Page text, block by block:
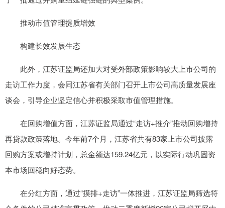
推动市值管理提质增效
构建长效发展生态
此外，江苏证监局还加大对受外部政策影响较大上市公司的
走访工作力度，会同江苏省有关部门召开上市公司高质量发展座
谈会，引导企业坚定信心并积极采取市值管理措施。
在回购增值方面，江苏证监局通过“走访+推介”推动回购增持
再贷款政策落地。今年前7个月，江苏省共有83家上市公司披露
回购方案或增持计划，总金额达159.24亿元，以实际行动巩固资
本市场回稳向好态势。
在分红方面，通过“摸排+走访”一体推进，江苏证监局筛选符